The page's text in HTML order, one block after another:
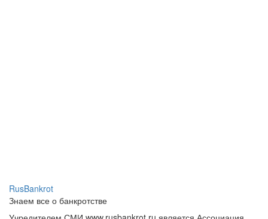
RusBankrot
Знаем все о банкротстве